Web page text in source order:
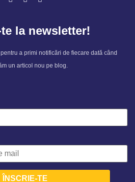
la newsletter!
a primi notificări de fiecare dată când
un articol nou pe blog.